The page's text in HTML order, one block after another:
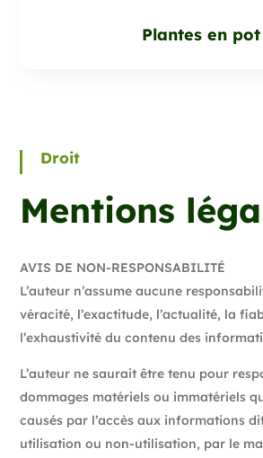
Plantes en pot
Droit
Mentions
AVIS DE NON-RESPONSABILITÉ
L’auteur n’assume aucune
véracité, l’exactitude, l’actualité, la
l’exhaustivité du contenu des
L’auteur ne saurait être tenu pour
dommages matériels ou immatériels
causés par l’accès aux informations
utilisation ou non-utilisation, par le